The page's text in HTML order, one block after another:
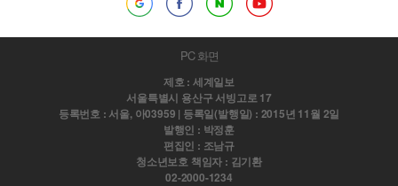
PC 화면
제호 : 세계일보
서울특별시 용산구 서빙고로 17
등록번호 : 서울, 아03959 | 등록일(발행일) : 2015년 11월 2일
발행인 : 박정훈
편집인 : 조남규
청소년보호 책임자 : 김기환
02-2000-1234